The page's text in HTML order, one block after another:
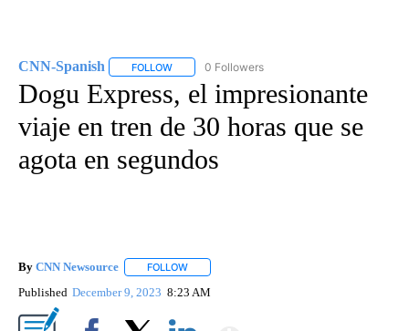
CNN-Spanish FOLLOW FOLLOW "CNN-SPANISH" TO RECEIVE
0 Followers
Dogu Express, el impresionante
viaje en tren de 30 horas que se
agota en segundos
By CNN Newsource FOLLOW
Published December 9, 2023 8:23 AM